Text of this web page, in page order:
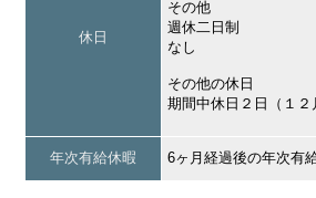
休日
その他
週休二日制
なし
その他の休日
期間中休日２日（１２
年次有給休暇 6ヶ月経過後の年次有